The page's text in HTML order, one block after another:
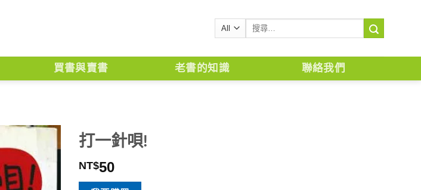
搜
鍵
買書與賣書 老書的知識 聯絡我們
打一針唄!
NT$50